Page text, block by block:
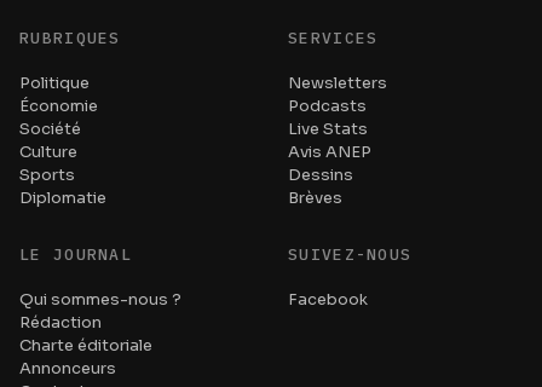
RUBRIQUES
Politique
Économie
Société
Culture
Sports
Diplomatie
SERVICES
Newsletters
Podcasts
Live Stats
Avis ANEP
Dessins
Brèves
LE JOURNAL
Qui sommes-nous ?
Rédaction
Charte éditoriale
Annonceurs
SUIVEZ-NOUS
Facebook